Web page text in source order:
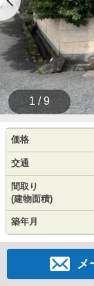
1 / 9
価格
交通
間取り
(建物面積)
築年月
メ